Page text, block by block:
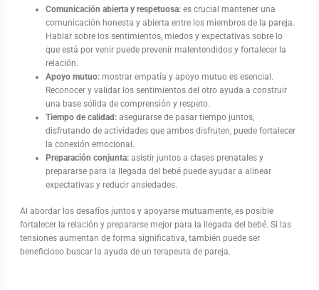
Comunicación abierta y respetuosa: es crucial mantener una
comunicación honesta y abierta entre los miembros de la pareja.
Hablar sobre los sentimientos, miedos y expectativas sobre lo
que está por venir puede prevenir malentendidos y fortalecer la
relación.
Apoyo mutuo: mostrar empatía y apoyo mutuo es esencial.
Reconocer y validar los sentimientos del otro ayuda a construir
una base sólida de comprensión y respeto.
Tiempo de calidad: asegurarse de pasar tiempo juntos,
disfrutando de actividades que ambos disfruten, puede fortalecer
la conexión emocional.
Preparación conjunta: asistir juntos a clases prenatales y
prepararse para la llegada del bebé puede ayudar a alinear
expectativas y reducir ansiedades.
Al abordar los desafíos juntos y apoyarse mutuamente, es posible
fortalecer la relación y prepararse mejor para la llegada del bebé. Si las
tensiones aumentan de forma significativa, también puede ser
beneficioso buscar la ayuda de un terapeuta de pareja.